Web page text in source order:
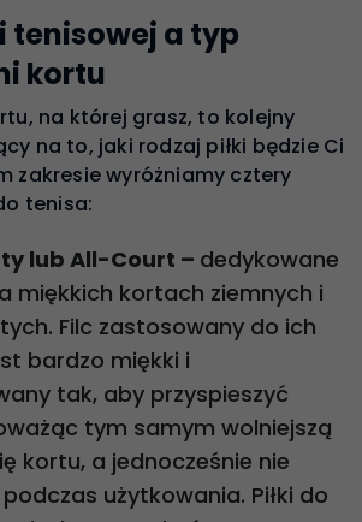
tenisowej a typ
kortu
na której grasz, to kolejny
na to, jaki rodzaj piłki będzie Ci
zakresie wyróżniamy cztery
tenisa:
lub All-Court – dedykowane
miękkich kortach ziemnych i
Filc zastosowany do ich
bardzo miękki i
tak, aby przyspieszyć
tym samym wolniejszą
kortu, a jednocześnie nie
użytkowania. Piłki do